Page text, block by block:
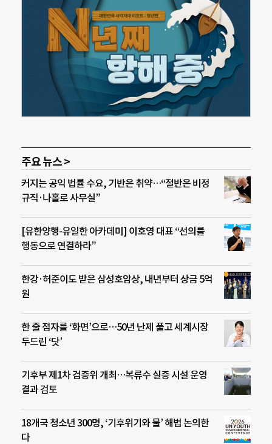
주요 뉴스 >
커지는 공익 법률 수요, 기반은 취약…“절반은 비정
규직·나홀로 사무실”
[유한양행-유일한 아카데미] 이호영 대표 “선의를
행동으로 연결하라”
한강·허준이도 받은 삼성호암상, 내년부터 상금 5억
원
한 줄 점자를 ‘화면’으로…50년 난제 풀고 세계시장
두드린 ‘닷’
기후부 제1차 검증위 개최…복류수 실증 시설 운영
결과 검토
18개국 청소년 300명, ‘기후위기와 물’ 해법 논의한
다